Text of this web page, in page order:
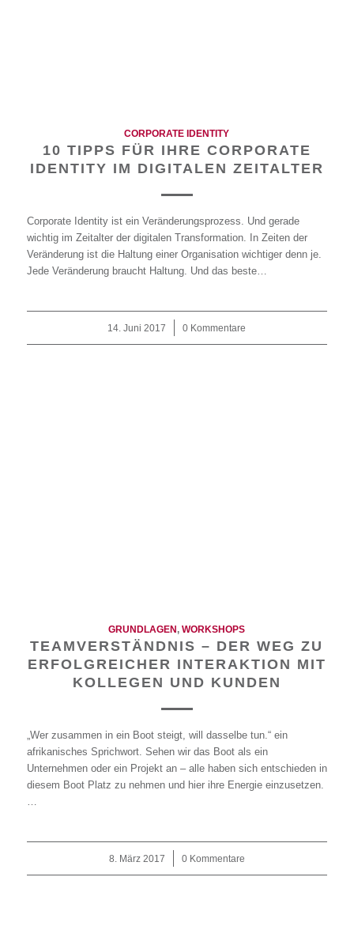
CORPORATE IDENTITY
10 TIPPS FÜR IHRE CORPORATE
IDENTITY IM DIGITALEN ZEITALTER
Corporate Identity ist ein Veränderungsprozess. Und gerade
wichtig im Zeitalter der digitalen Transformation. In Zeiten der
Veränderung ist die Haltung einer Organisation wichtiger denn je.
Jede Veränderung braucht Haltung. Und das beste…
14. Juni 2017
/ 0 Kommentare
GRUNDLAGEN,WORKSHOPS
TEAMVERSTÄNDNIS – DER WEG ZU
ERFOLGREICHER INTERAKTION MIT
KOLLEGEN UND KUNDEN
„Wer zusammen in ein Boot steigt, will dasselbe tun.“ ein
afrikanisches Sprichwort. Sehen wir das Boot als ein
Unternehmen oder ein Projekt an – alle haben sich entschieden in
diesem Boot Platz zu nehmen und hier ihre Energie einzusetzen.
8. März 2017
/ 0 Kommentare